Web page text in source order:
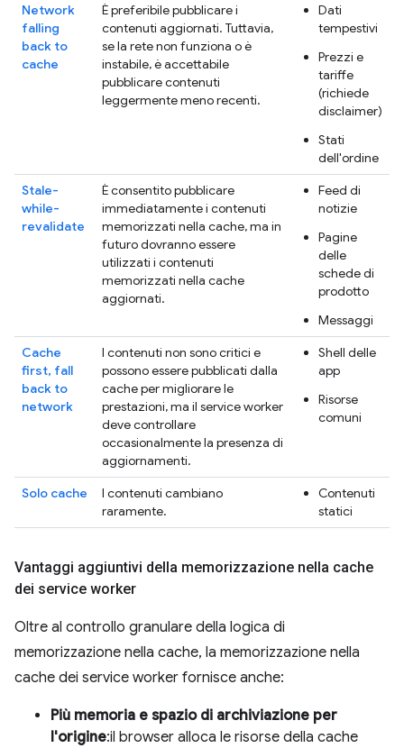
Network
falling
back to
cache
È preferibile pubblicare i
contenuti aggiornati. Tuttavia,
se la rete non funziona o è
instabile, è accettabile
pubblicare contenuti
leggermente meno recenti.
Dati
tempestivi
Prezzi e
tariffe
(richiede
disclaimer)
Stati
dell'ordine
Stale-
while-
revalidate
È consentito pubblicare
immediatamente i contenuti
memorizzati nella cache, ma in
futuro dovranno essere
utilizzati i contenuti
memorizzati nella cache
aggiornati.
Feed di
notizie
Pagine
delle
schede di
prodotto
Messaggi
Cache
first, fall
back to
network
I contenuti non sono critici e
possono essere pubblicati dalla
cache per migliorare le
prestazioni, ma il service worker
deve controllare
occasionalmente la presenza di
aggiornamenti.
Shell delle
app
Risorse
comuni
Solo cache
I contenuti cambiano
raramente.
Contenuti
statici
Vantaggi aggiuntivi della memorizzazione nella cache
dei service worker
Oltre al controllo granulare della logica di
memorizzazione nella cache, la memorizzazione nella
cache dei service worker fornisce anche:
Più memoria e spazio di archiviazione per
l'origine:il browser alloca le risorse della cache